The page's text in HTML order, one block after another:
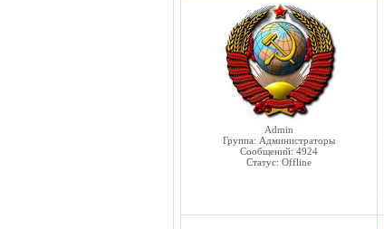
Admin
Группа: Администраторы
Сообщений: 4924
Статус: Offline